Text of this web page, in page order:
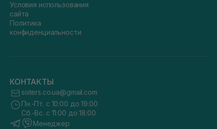
Условия использования
сайта
Политика
конфиденциальности
КОНТАКТЫ
sisters.co.ua@gmail.com
Пн.-Пт. с 10:00 до 19:00
Сб.-Вс. с 11:00 до 18:00
Менеджер